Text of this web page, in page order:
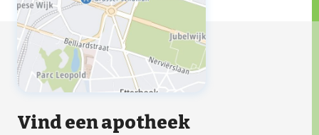
Vind een apotheek